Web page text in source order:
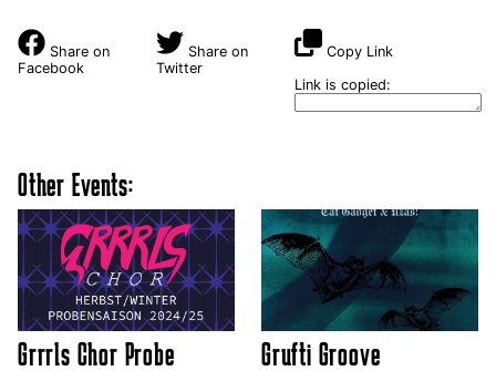
Share on
Facebook
Share on
Twitter
Copy Link
Link is copied:
Other Events:
Grrrls Chor Probe
Grufti Groove